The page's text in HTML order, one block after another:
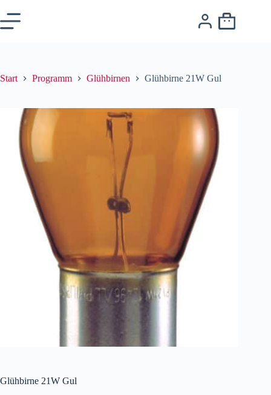
Start Programm Glühbirnen Glühbirne 21W Gul
Glühbirne 21W Gul